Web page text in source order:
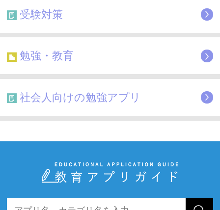
受験対策
勉強・教育
社会人向けの勉強アプリ